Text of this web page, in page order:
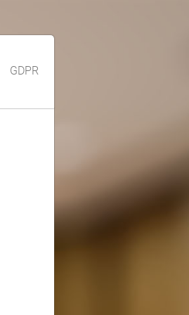
GDPR